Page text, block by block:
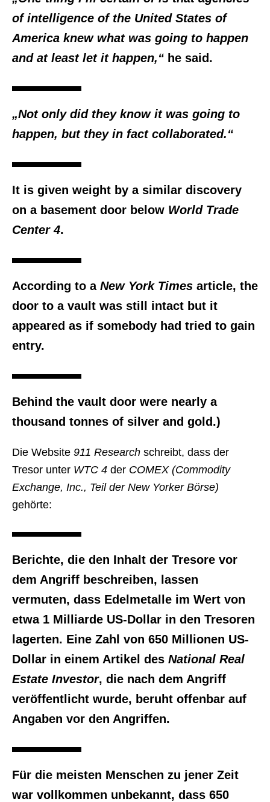
of intelligence of the United States of
America knew what was going to happen
and at least let it happen,“ he said.
„Not only did they know it was going to
happen, but they in fact collaborated.“
It is given weight by a similar discovery
on a basement door below World Trade
Center 4.
According to a New York Times article, the
door to a vault was still intact but it
appeared as if somebody had tried to gain
entry.
Behind the vault door were nearly a
thousand tonnes of silver and gold.)
Die Website 911 Research schreibt, dass der
Tresor unter WTC 4 der COMEX (Commodity
Exchange, Inc., Teil der New Yorker Börse)
gehörte:
Berichte, die den Inhalt der Tresore vor
dem Angriff beschreiben, lassen
vermuten, dass Edelmetalle im Wert von
etwa 1 Milliarde US-Dollar in den Tresoren
lagerten. Eine Zahl von 650 Millionen US-
Dollar in einem Artikel des National Real
Estate Investor, die nach dem Angriff
veröffentlicht wurde, beruht offenbar auf
Angaben vor den Angriffen.
Für die meisten Menschen zu jener Zeit
war vollkommen unbekannt, dass 650